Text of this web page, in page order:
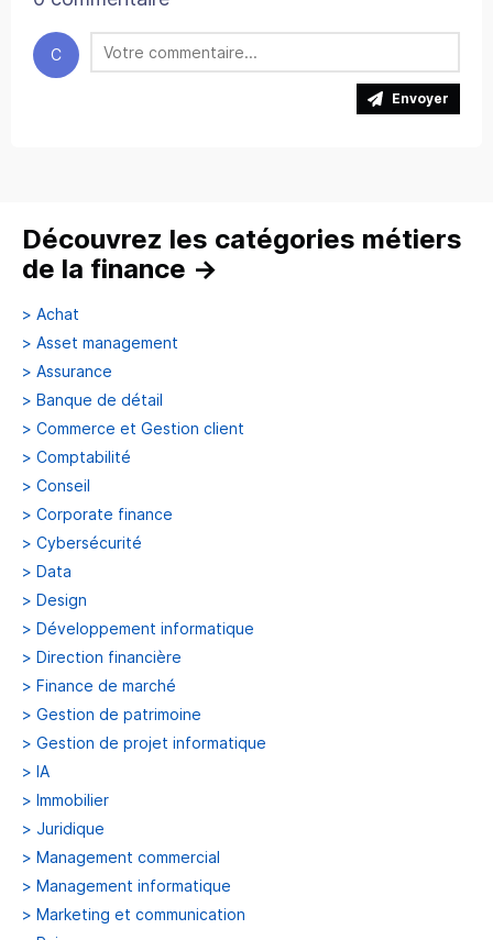
C
Envoyer
Découvrez les catégories métiers
de la finance →
> Achat
> Asset management
> Assurance
> Banque de détail
> Commerce et Gestion client
> Comptabilité
> Conseil
> Corporate finance
> Cybersécurité
> Data
> Design
> Développement informatique
> Direction financière
> Finance de marché
> Gestion de patrimoine
> Gestion de projet informatique
> IA
> Immobilier
> Juridique
> Management commercial
> Management informatique
> Marketing et communication